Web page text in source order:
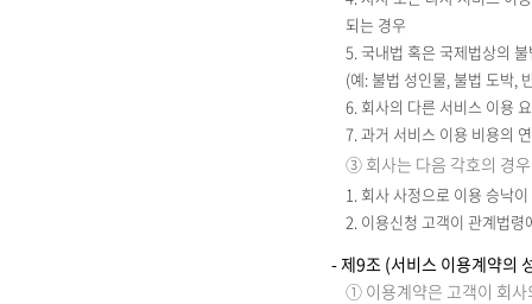
되는 경우
5. 국내법 혹은 국제법상의
(예: 불법 성인물, 불법 도박,
6. 회사의 다른 서비스 이용
7. 과거 서비스 이용 비용의
③ 회사는 다음 각호의 경
1. 회사 사정으로 이용 승낙
2. 이용신청 고객이 관계법
- 제9조 (서비스 이용계약의
① 이용계약은 고객이 회사